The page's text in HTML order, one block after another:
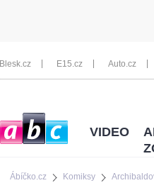
Blesk.cz E15.cz Auto.cz
Ábíčko.cz Komiksy
VIDEO